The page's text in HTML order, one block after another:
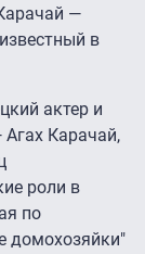
—
в
актер и
Карачай,
роли в
по
домохозяйки"